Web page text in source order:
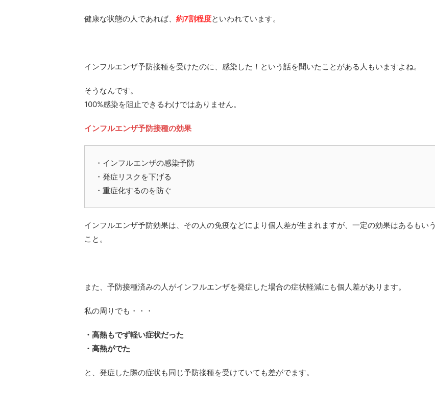
健康な状態の人であれば、 約7割程度といわれています。
インフルエンザ予防接種を受けたのに、感染した！という話を聞いたことがある人もいますよね。
そうなんです。
100%感染を阻止できるわけではありません。
インフルエンザ予防接種の効果
・インフルエンザの感染予防
・発症リスクを下げる
・重症化するのを防ぐ
インフルエンザ予防効果は、その人の免疫などにより個人差が生まれますが、一定の効果はあるもいう
こと。
また、予防接種済みの人がインフルエンザを発症した場合の症状軽減にも個人差があります。
私の周りでも・・・
・高熱もでず軽い症状だった
・高熱がでた
と、発症した際の症状も同じ予防接種を受けていても差がでます。